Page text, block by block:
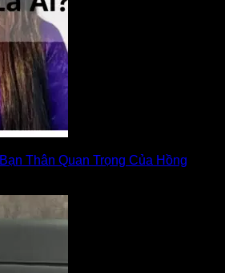
Thân Quan Trọng Của Hồng